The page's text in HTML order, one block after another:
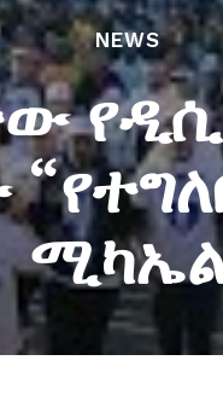
NEWS